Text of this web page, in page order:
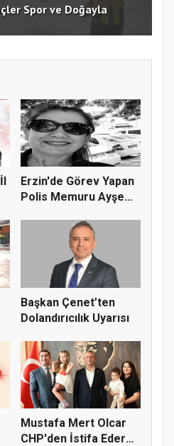
Spor ve Doğayla
Erzin'de Görev Yapan
Polis Memuru Ayşe
Başkan Çenet’ten
Dolandırıcılık Uyarısı
Mustafa Mert Olcar
CHP'den İstifa Ederek